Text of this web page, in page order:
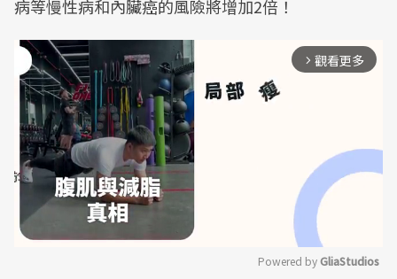
病等慢性病和內臟癌的風險將增加2倍！
arrow_forward_ios 觀看更多
Powered by GliaStudios